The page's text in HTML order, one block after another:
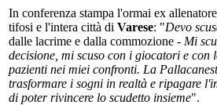
In conferenza stampa l'ormai ex
tifosi e l'intera città di Varese: "Devo
dalle lacrime e dalla commozione - Mi
decisione, mi scuso con i giocatori e
pazienti nei miei confronti. La
trasformare i sogni in realtà e ripagare
di poter rivincere lo scudetto insieme".